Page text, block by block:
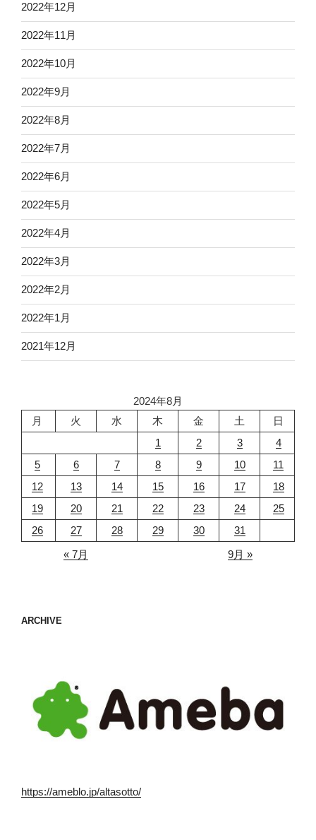
2022年12月
2022年11月
2022年10月
2022年9月
2022年8月
2022年7月
2022年6月
2022年5月
2022年4月
2022年3月
2022年2月
2022年1月
2021年12月
2024年8月
月
火 水 木 金 土
日
1
2 3
4
5
6 7 8 9 10
11
12
13 14 15 16 17
18
19
20 21 22 23 24
25
26
27 28 29 30
31
« 7月
9月 »
ARCHIVE
https://ameblo.jp/altasotto/